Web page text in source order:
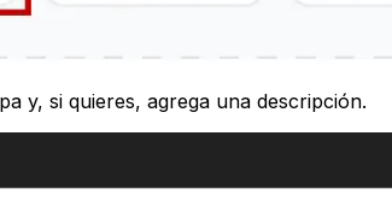
y, si quieres, agrega una descripción.